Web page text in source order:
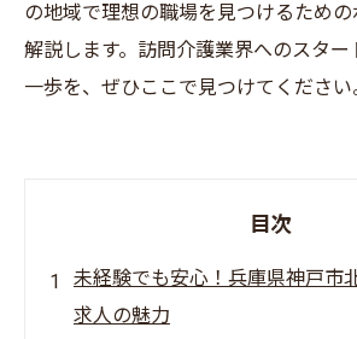
の地域で理想の職場を見つけるための
解説します。訪問介護業界へのスタ
一歩を、ぜひここで見つけてください
目次
未経験でも安心！兵庫県神戸市
求人の魅力